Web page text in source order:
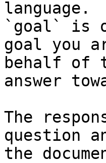
language.
`goal` is
goal you
behalf of
answer
The
question
the